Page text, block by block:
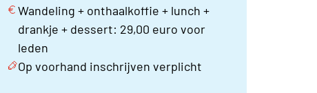
Wandeling + onthaalkoffie + lunch +
drankje + dessert: 29,00 euro voor
leden
Op voorhand inschrijven verplicht